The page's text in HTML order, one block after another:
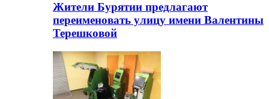
Жители Бурятии предлагают
переименовать улицу имени Валентины
Терешковой